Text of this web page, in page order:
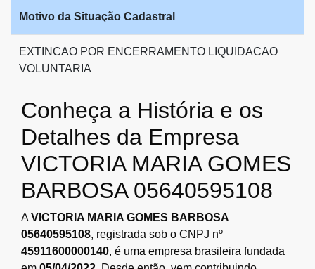
Motivo da Situação Cadastral
EXTINCAO POR ENCERRAMENTO LIQUIDACAO
VOLUNTARIA
Conheça a História e os
Detalhes da Empresa
VICTORIA MARIA GOMES
BARBOSA 05640595108
AVICTORIA MARIA GOMES BARBOSA
05640595108, registrada sob o CNPJ nº
45911600000140, é uma empresa brasileira fundada